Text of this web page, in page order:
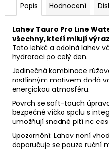
Popis Hodnocení
Lahev Tauro Pro Line
všechny, kteří milují
Tato lehká a odolná lahev
hydrataci po celý den.
Jedinečná kombinace
rostlinným motivem dodá
energickou atmosféru.
Povrch se soft-touch
bezpečné víčko spolu s
umožňují snadné pití na
Upozornění: Lahev není
doporučuje se pouze ruční